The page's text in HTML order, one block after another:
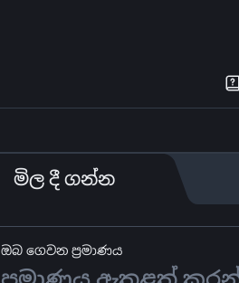
මිල දී ගන්න
ඔබ ගෙවන ප්‍රමාණය